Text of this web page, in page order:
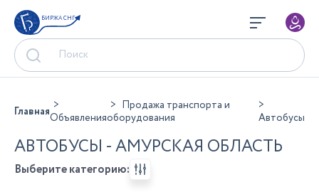
БИРЖА СНГ
ГлавнаяОбъявления
Продажа транспорта и
оборудования
Автобусы
АВТОБУСЫ - АМУРСКАЯ ОБЛАСТЬ
Выберите категорию: